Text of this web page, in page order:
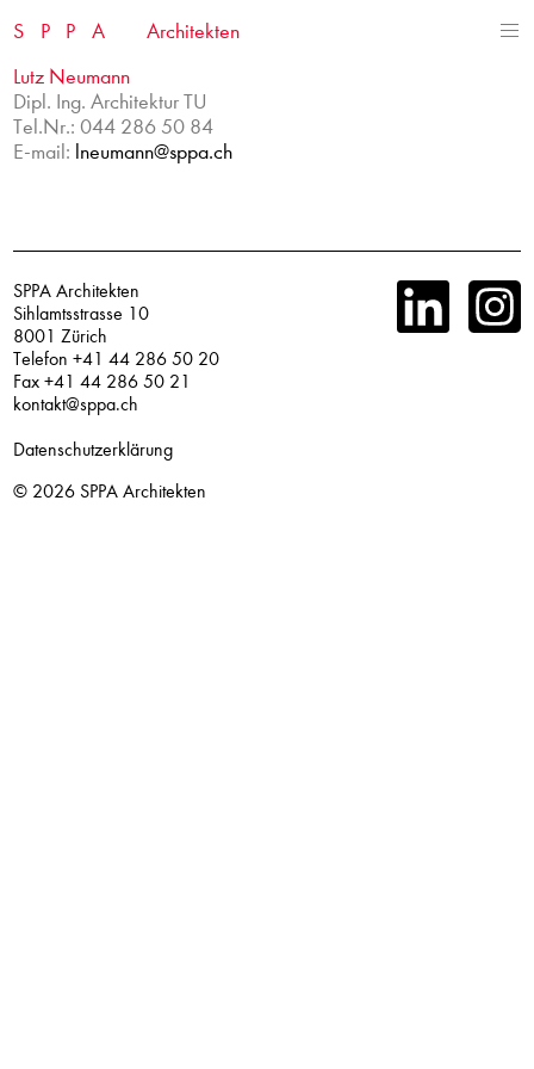
SPPA
Architekten
Lutz Neumann
Dipl. Ing. Architektur TU
Tel.Nr.: 044 286 50 84
E-mail: lneumann@sppa.ch
SPPA Architekten
Sihlamtsstrasse 10
8001 Zürich
Telefon +41 44 286 50 20
Fax +41 44 286 50 21
kontakt@sppa.ch
Datenschutzerklärung
© 2026 SPPA Architekten